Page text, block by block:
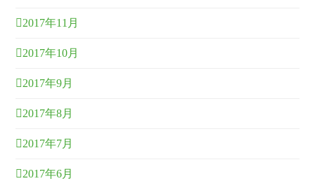
2017年11月
2017年10月
2017年9月
2017年8月
2017年7月
2017年6月